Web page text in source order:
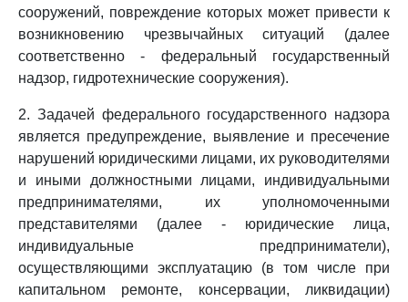
сооружений, повреждение которых может привести к
возникновению чрезвычайных ситуаций (далее
соответственно - федеральный государственный
надзор, гидротехнические сооружения).
2. Задачей федерального государственного надзора
является предупреждение, выявление и пресечение
нарушений юридическими лицами, их руководителями
и иными должностными лицами, индивидуальными
предпринимателями, их уполномоченными
представителями (далее - юридические лица,
индивидуальные предприниматели),
осуществляющими эксплуатацию (в том числе при
капитальном ремонте, консервации, ликвидации)